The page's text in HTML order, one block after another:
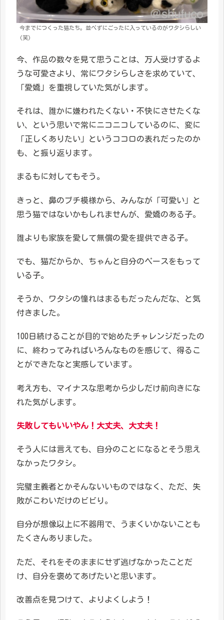
今までにつくった猫たち。並べずにごったに入っているのがワタシらしい
(笑)
今、作品の数々を見て思うことは、万人受けするよ
うな可愛さより、常にワタシらしさを求めていて、
「愛嬌」を重視していた気がします。
それは、誰かに嫌われたくない・不快にさせたくな
い、という思いで常にニコニコしているのに、変に
「正しくありたい」というココロの表れだったのか
も、と振り返ります。
まるもに対してもそう。
きっと、鼻のブチ模様から、みんなが「可愛い」と
思う猫ではないかもしれませんが、愛嬌のある子。
誰よりも家族を愛して無償の愛を提供できる子。
でも、猫だからか、ちゃんと自分のペースをもって
いる子。
そうか、ワタシの憧れはまるもだったんだな、と気
付きました。
100日続けることが目的で始めたチャレンジだったの
に、終わってみればいろんなものを感じて、得るこ
とができたなと実感しています。
考え方も、マイナスな思考から少しだけ前向きにな
れた気がします。
失敗してもいいやん！大丈夫、大丈夫！
そう人には言えても、自分のことになるとそう思え
なかったワタシ。
完璧主義者とかそんないいものではなく、ただ、失
敗がこわいだけのビビり。
自分が想像以上に不器用で、うまくいかないことも
たくさんありました。
ただ、それをそのままにせず逃げなかったことだ
け、自分を褒めてあげたいと思います。
改善点を見つけて、よりよくしよう！